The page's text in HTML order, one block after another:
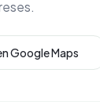
Google Maps